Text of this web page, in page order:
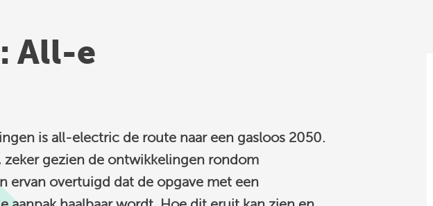
All-e
is all-electric de route naar een gasloos 2050.
zeker gezien de ontwikkelingen rondom
ervan overtuigd dat de opgave met een